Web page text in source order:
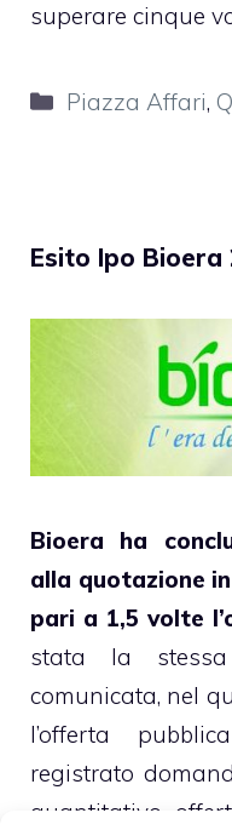
superare cinque
Categorie
Piazza Affari,
Esito Ipo Bioera
Bioera
ha
alla quotazione
pari a 1,5 volte
stata la
comunicata, nel
l’offerta
registrato
quantitativo